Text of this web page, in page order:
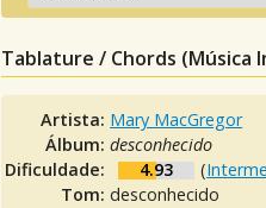
Tablature / Chords (Música
Artista: Mary MacGregor
Álbum:desconhecido
Dificuldade:
4.93 (
Tom:desconhecido